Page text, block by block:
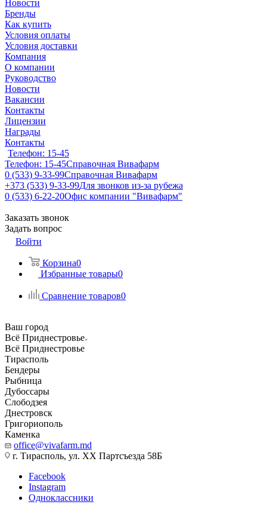
Новости
Бренды
Как купить
Условия оплаты
Условия доставки
Компания
О компании
Руководство
Новости
Вакансии
Контакты
Лицензии
Награды
Контакты
Телефон: 15-45
Телефон: 15-45Справочная Вивафарм
0 (533) 9-33-99Справочная Вивафарм
+373 (533) 9-33-99Для звонков из-за рубежа
0 (533) 6-22-20Офис компании "Вивафарм"
Заказать звонок
Задать вопрос
Войти
Корзина0
Избранные товары0
Сравнение товаров0
Ваш город
Всё Приднестровье
Всё Приднестровье
Тирасполь
Бендеры
Рыбница
Дубоссары
Слободзея
Днестровск
Григориополь
Каменка
office@vivafarm.md
г. Тирасполь, ул. ХХ Партсъезда 58Б
Facebook
Instagram
Одноклассники